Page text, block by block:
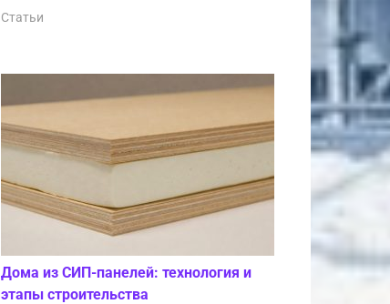
Статьи
Дома из СИП-панелей: технология и
этапы строительства